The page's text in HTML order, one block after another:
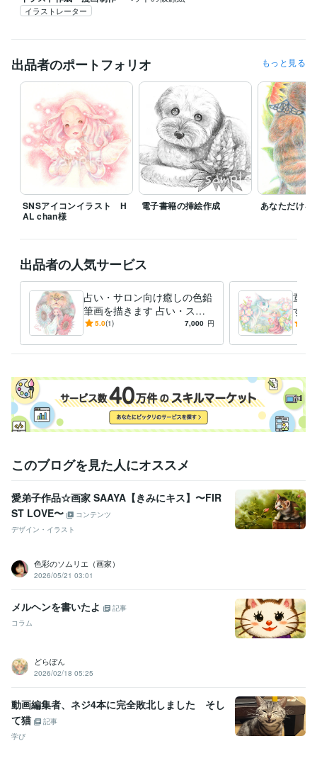
イラストレーター
出品者のポートフォリオ もっと見る
SNSアイコンイラスト H
AL chan様
電子書籍の挿絵作成 あなただけを
出品者の人気サービス
占い・サロン向け癒しの色鉛
筆画を描きます 占い・スピ
リチュアル系の方へ癒しの色
5.0(1) 7,000 円
童話
す
鉛筆
このブログを見た人にオススメ
愛弟子作品☆画家 SAAYA【きみにキス】〜FIR
ST LOVE〜
コンテンツ
デザイン・イラスト
色彩のソムリエ（画家）
2026/05/21 03:01
メルヘンを書いたよ
記事
コラム
どらぽん
2026/02/18 05:25
動画編集者、ネジ4本に完全敗北しました そし
て猫
記事
学び